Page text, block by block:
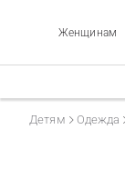
Женщинам
Детям Одежда